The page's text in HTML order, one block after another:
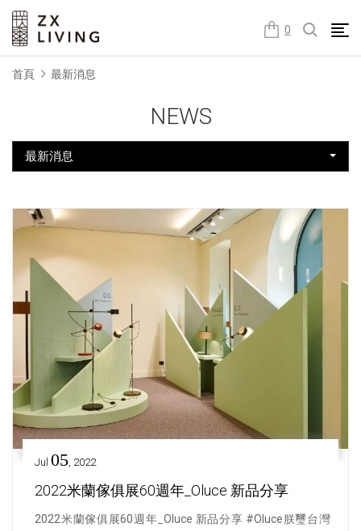
0
朕璽國際ZX LIVING官方網站
首頁 最新消息
NEWS
最新消息
Jul 05, 2022
2022米蘭傢俱展60週年_Oluce 新品分享
2022米蘭傢俱展60週年_Oluce 新品分享 #Oluce朕璽台灣